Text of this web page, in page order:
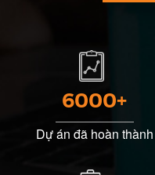
6000+
Dự án đã hoàn thành